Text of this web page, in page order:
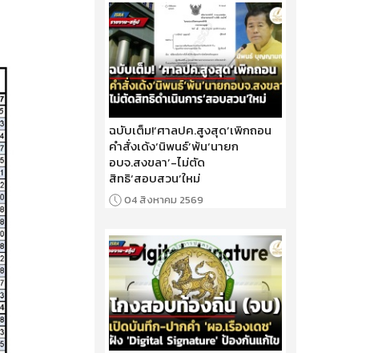
ฉบับเต็ม!‘ศาลปค.สูงสุด’เพิกถอน
คำสั่งเด้ง‘นิพนธ์’พ้น‘นายก
อบจ.สงขลา’-ไม่ตัด
สิทธิ‘สอบสวน’ใหม่
04 สิงหาคม 2569